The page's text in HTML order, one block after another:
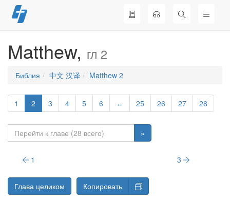
Перейти
к
Matthew, гл 2
Библия 中文 汉译 Matthew 2
1 2 3 4 5 6 ↔ 25 26 27 28
»
1 3
Глава целиком Копировать